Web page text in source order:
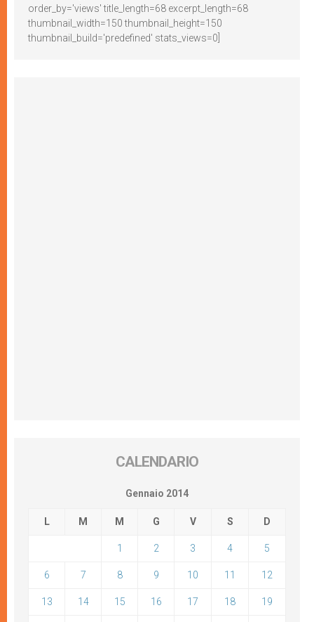
order_by='views' title_length=68 excerpt_length=68
thumbnail_width=150 thumbnail_height=150
thumbnail_build='predefined' stats_views=0]
CALENDARIO
Gennaio 2014
L M M G V S D
1 2 3 4 5
6 7 8 9 10 11 12
13 14 15 16 17 18 19